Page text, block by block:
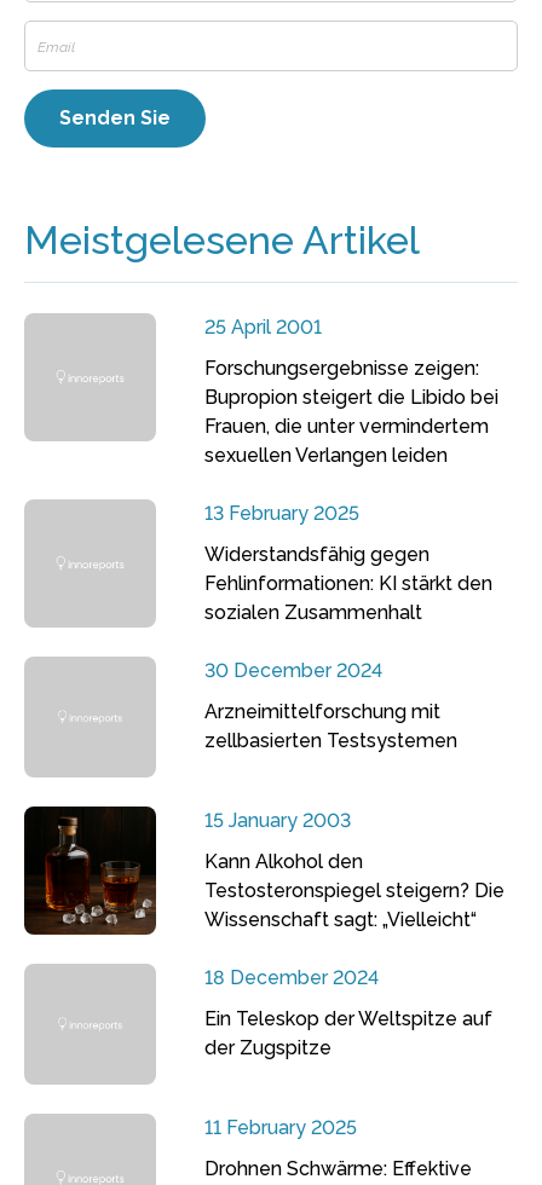
Meistgelesene Artikel
25 April 2001
Forschungsergebnisse zeigen:
Bupropion steigert die Libido bei
Frauen, die unter vermindertem
sexuellen Verlangen leiden
13 February 2025
Widerstandsfähig gegen
Fehlinformationen: KI stärkt den
sozialen Zusammenhalt
30 December 2024
Arzneimittelforschung mit
zellbasierten Testsystemen
15 January 2003
Kann Alkohol den
Testosteronspiegel steigern? Die
Wissenschaft sagt: „Vielleicht“
18 December 2024
Ein Teleskop der Weltspitze auf
der Zugspitze
11 February 2025
Drohnen Schwärme: Effektive